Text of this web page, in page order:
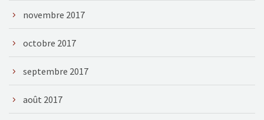
novembre 2017
octobre 2017
septembre 2017
août 2017